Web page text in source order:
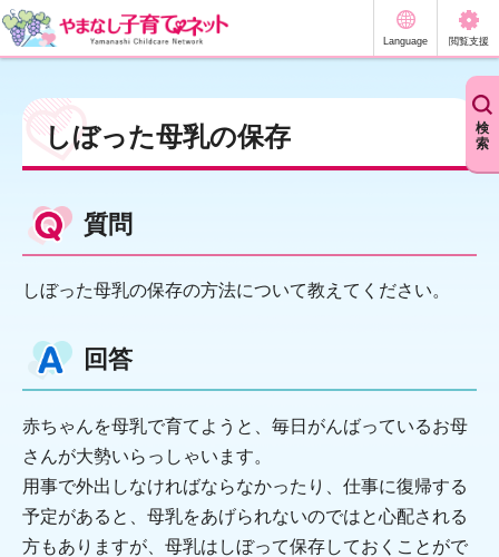
やまなし子育てネット
Language 閲覧支援
検
索
しぼった母乳の保存
質問
しぼった母乳の保存の方法について教えてください。
回答
赤ちゃんを母乳で育てようと、毎日がんばっているお母
さんが大勢いらっしゃいます。
用事で外出しなければならなかったり、仕事に復帰する
予定があると、母乳をあげられないのではと心配される
方もありますが、母乳はしぼって保存しておくことがで